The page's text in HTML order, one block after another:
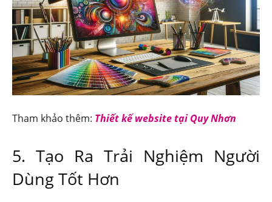
Tham khảo thêm: Thiết kế website tại Quy Nhơn
5. Tạo Ra Trải Nghiệm Người
Dùng Tốt Hơn